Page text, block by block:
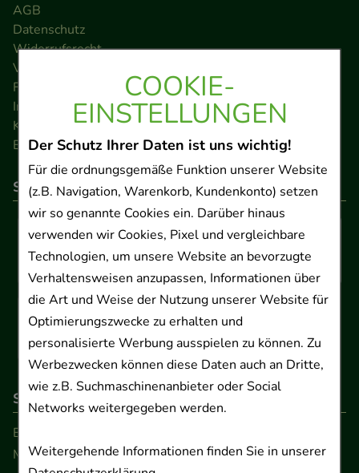
COOKIE-
EINSTELLUNGEN
Der Schutz Ihrer Daten ist uns wichtig!
Für die ordnungsgemäße Funktion unserer Website
(z.B. Navigation, Warenkorb, Kundenkonto) setzen
wir so genannte Cookies ein. Darüber hinaus
verwenden wir Cookies, Pixel und vergleichbare
Technologien, um unsere Website an bevorzugte
Verhaltensweisen anzupassen, Informationen über
die Art und Weise der Nutzung unserer Website für
Optimierungszwecke zu erhalten und
personalisierte Werbung ausspielen zu können. Zu
Werbezwecken können diese Daten auch an Dritte,
wie z.B. Suchmaschinenanbieter oder Social
Networks weitergegeben werden.
Weitergehende Informationen finden Sie in unserer
AGB
Datenschutz
Widerrufsrecht
Versandkosten
FAQ
Impressum
Kontakt
Barrierefreiheitserklärung
So können Sie bezahlen
So erreichen Sie uns
Beratung und Kundenservice:
Montag - Freitag von 9.00 bis 17.00 Uhr